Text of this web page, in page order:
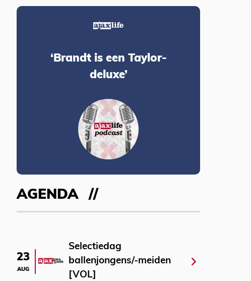
‘Brandt is een Taylor-
deluxe’
AGENDA
23
AUG
Selectiedag
ballenjongens/-meiden
[VOL]